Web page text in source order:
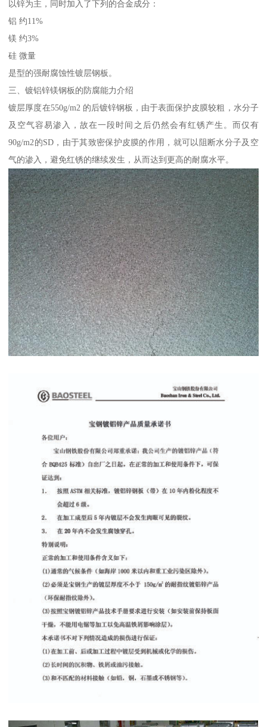
以锌为主，同时加入了下列的合金成分：
铝 约11%
镁 约3%
硅 微量
是型的强耐腐蚀性镀层钢板。
三、镀铝锌镁钢板的防腐能力介绍
镀层厚度在550g/m2 的后镀锌钢板，由于表面保护皮膜较粗，水分子
及空气容易渗入，故在一段时间之后仍然会有红锈产生。而仅有
90g/m2的SD，由于其致密保护皮膜的作用，就可以阻断水分子及空
气的渗入，避免红锈的继续发生，从而达到更高的耐腐水平。